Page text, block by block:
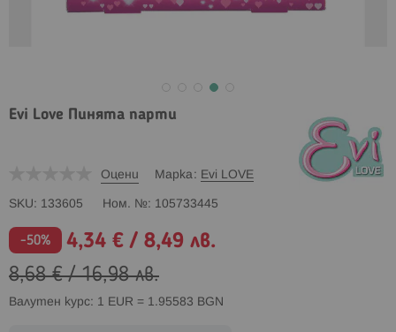
Evi Love Пинята парти
Оцени Марка Evi LOVE
SKU 133605 Ном. № 105733445
-50%
Промо
4,34 € / 8,49 лв.
8,68 €/16,98 лв.
Валутен курс: 1 EUR = 1.95583 BGN